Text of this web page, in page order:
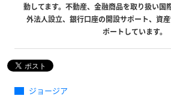
動してます。不動産、金融商品を取り扱い国
外法人設立、銀行口座の開設サポート、資
ポートしています。
ジョージア